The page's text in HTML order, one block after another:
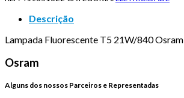
Descrição
Lampada Fluorescente T5 21W/840 Osram
Osram
Alguns dos nossos Parceiros e Representadas